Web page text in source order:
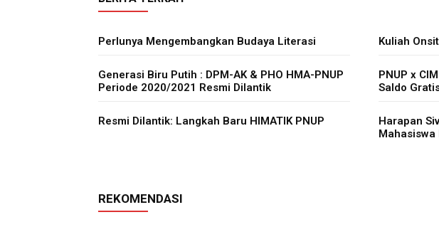
Perlunya Mengembangkan Budaya Literasi Kuliah
Generasi Biru Putih : DPM-AK & PHO HMA-PNUP
Periode 2020/2021 Resmi Dilantik
PNUP x
Saldo
Resmi Dilantik: Langkah Baru HIMATIK PNUP
Harapan
Mahasiswa
REKOMENDASI